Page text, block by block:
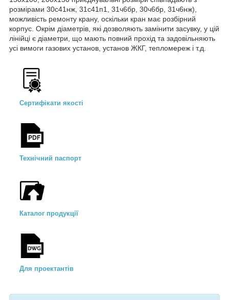
розмірами 30с41нж, 31с41п1, 31ч6бр, 30ч6бр, 31ч6нж),
можливість ремонту крану, оскільки кран має розбірний
корпус. Окрім діаметрів, які дозволяють замінити засувку, у цій
лінійці є діаметри, що мають повний прохід та задовільняють
усі вимоги газових установ, установ ЖКГ, тепломереж і т.д.
Сертифікати якості
Технічний паспорт
Каталог продукції
Для проектантів